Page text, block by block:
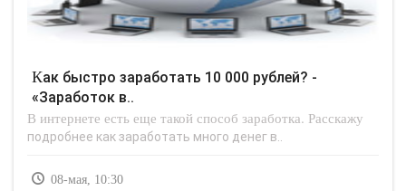
Как быстро заработать 10 000 рублей? -
«Заработок в..
В интернете есть еще такой способ заработка. Расскажу
подробнее как заработать много денег в..
08-мая, 10:30